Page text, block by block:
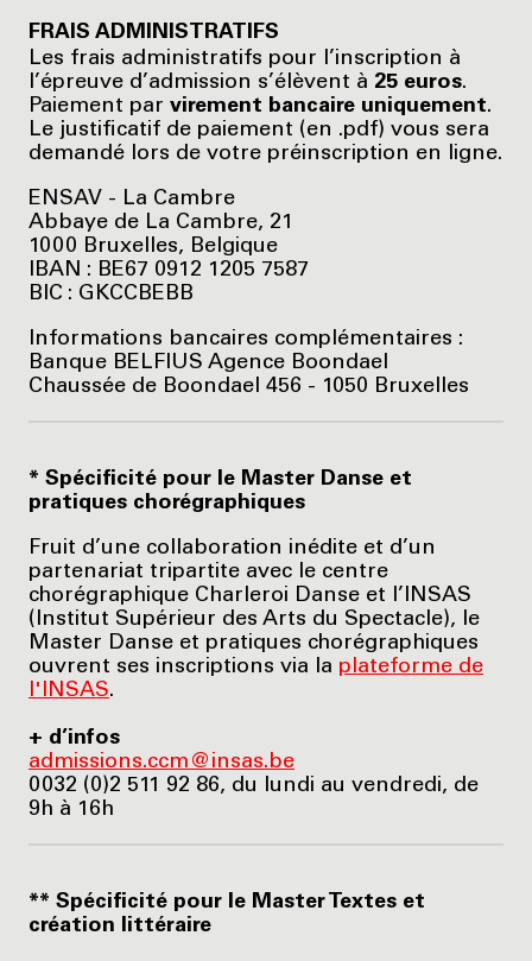
FRAIS ADMINISTRATIFS
Les frais administratifs pour l’inscription à
l’épreuve d’admission s’élèvent à 25 euros.
Paiement par virement bancaire uniquement.
Le justificatif de paiement (en .pdf) vous sera
demandé lors de votre préinscription en ligne.
ENSAV - La Cambre
Abbaye de La Cambre, 21
1000 Bruxelles, Belgique
IBAN : BE67 0912 1205 7587
BIC : GKCCBEBB
Informations bancaires complémentaires :
Banque BELFIUS Agence Boondael
Chaussée de Boondael 456 - 1050 Bruxelles
* Spécificité pour le Master Danse et
pratiques chorégraphiques
Fruit d’une collaboration inédite et d’un
partenariat tripartite avec le centre
chorégraphique Charleroi Danse et l’INSAS
(Institut Supérieur des Arts du Spectacle), le
Master Danse et pratiques chorégraphiques
ouvrent ses inscriptions via la plateforme de
l'INSAS.
+ d’infos
admissions.ccm@insas.be
0032 (0)2 511 92 86, du lundi au vendredi, de
9h à 16h
** Spécificité pour le Master Textes et
création littéraire